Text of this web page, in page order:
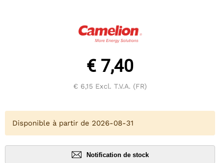
€ 7,40
€ 6,15 Excl. T.V.A. (FR)
Disponible à partir de 2026-08-31
Notification de stock